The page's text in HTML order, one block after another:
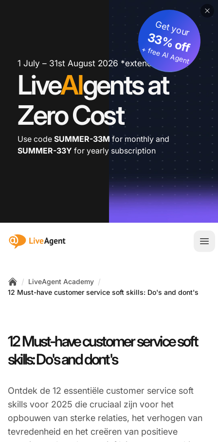
1 July – 31st August 2026 *extended
LiveAIgents at
Zero Cost
Get your
33% off
+ free AI Agent
Use code SUMMER-33M for monthly and
SUMMER-33Y for yearly subscription
:site.title
Home
/ LiveAgent Academy /
12 Must-have customer service soft skills: Do's and dont's
12 Must-have customer service soft
skills: Do's and dont's
Ontdek de 12 essentiële customer service soft
skills voor 2025 die cruciaal zijn voor het
opbouwen van sterke relaties, het verhogen van
tevredenheid en het creëren van positieve